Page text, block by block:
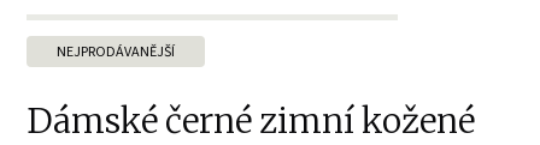
NEJPRODÁVANĚJŠÍ
Dámské černé zimní kožené